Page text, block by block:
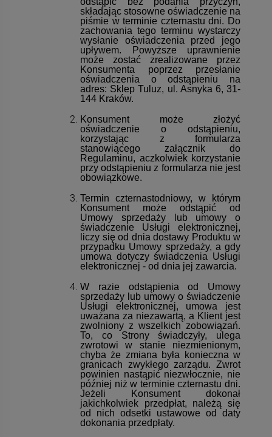
składając stosowne oświadczenie na
piśmie w terminie czternastu dni. Do
zachowania tego terminu wystarczy
wysłanie oświadczenia przed jego
upływem. Powyższe uprawnienie
może zostać zrealizowane przez
Konsumenta poprzez przesłanie
oświadczenia o odstąpieniu na
adres: Sklep Tuluz, ul. Asnyka 6, 31-
144 Kraków.
Konsument może złożyć
oświadczenie o odstąpieniu,
korzystając z formularza
stanowiącego załącznik do
Regulaminu, aczkolwiek korzystanie
przy odstąpieniu z formularza nie jest
obowiązkowe.
Termin czternastodniowy, w którym
Konsument może odstąpić od
Umowy sprzedaży lub umowy o
świadczenie Usługi elektronicznej,
liczy się od dnia dostawy Produktu w
przypadku Umowy sprzedaży, a gdy
umowa dotyczy świadczenia Usługi
elektronicznej - od dnia jej zawarcia.
W razie odstąpienia od Umowy
sprzedaży lub umowy o świadczenie
Usługi elektronicznej, umowa jest
uważana za niezawartą, a Klient jest
zwolniony z wszelkich zobowiązań.
To, co Strony świadczyły, ulega
zwrotowi w stanie niezmienionym,
chyba że zmiana była konieczna w
granicach zwykłego zarządu. Zwrot
powinien nastąpić niezwłocznie, nie
później niż w terminie czternastu dni.
Jeżeli Konsument dokonał
jakichkolwiek przedpłat, należą się
od nich odsetki ustawowe od daty
dokonania przedpłaty.